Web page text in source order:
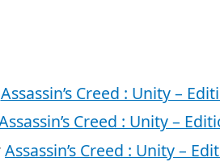
Assassin’s Creed : Unity –
Creed : Unity –
Assassin’s Creed : Unity –